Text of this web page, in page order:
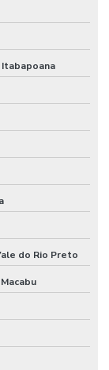
Itabapoana
do Rio Preto